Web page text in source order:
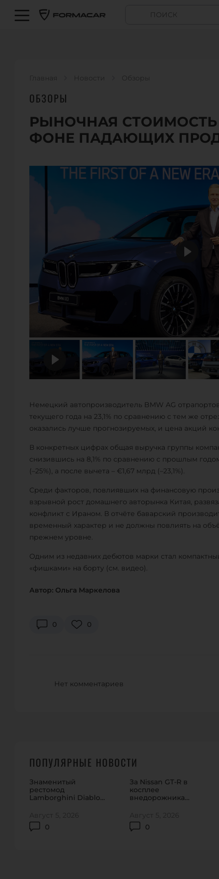
Главная Новости Обзоры
ОБЗОРЫ
РЫНОЧНАЯ
ФОНЕ ПАДАЮЩИХ
Немецкий автопроизводитель BMW AG
текущего года на 23,1% по сравнению с тем же
оказались лучше прогнозируемых, и цена акций
В конкретных цифрах общая выручка группы
снизившись на 8,1% по сравнению с прошлым
(–25%), а после вычета – €1,67 млрд (–23,1%).
Среди факторов, повлиявших на финансовую
взрывной рост домашнего авторынка Китая,
конфликт с Ираном. В отчёте баварский
временный характер и не должны повлиять на
прежнем уровне.
Одним из недавних дебютов марки стал
«фишками» на борту (см. видео).
Автор: Ольга Маркелова
0 0
Нет комментариев
ПОПУЛЯРНЫЕ НОВОСТИ
Знаменитый
рестомод
Lamborghini Diablo
0
Август 5, 2026
За Nissan GT-R в
косплее
внедорожника
полцены
0
Август 5, 2026